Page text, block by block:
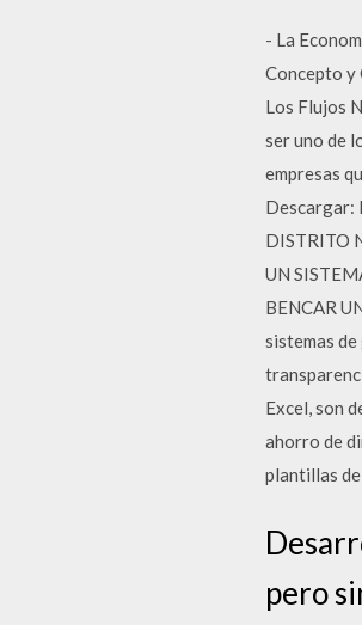
- La
Concepto y
Los Flujos
ser uno de
empresas
Descargar:
DISTRITO
UN
BENCAR
sistemas
Excel, son
ahorro de
plantillas de
pero